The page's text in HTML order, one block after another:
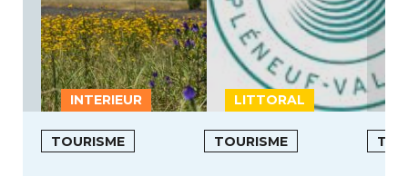
INTERIEUR LITTORAL
TOURISME TOURISME